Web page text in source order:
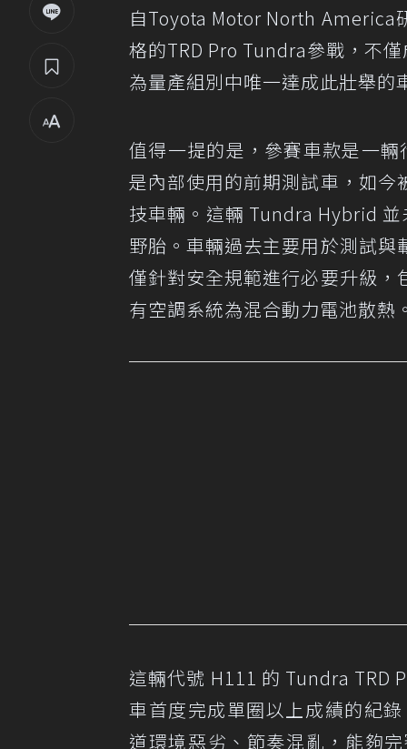
自Toyota Motor North America
格的TRD Pro Tundra參戰，不
為量產組別中唯一達成此壯舉的
值得一提的是，參賽車款是一
是內部使用的前期測試車，如
技車輛。這輛 Tundra Hybrid
野胎。車輛過去主要用於測試
僅針對安全規範進行必要升級
有空調系統為混合動力電池散熱
這輛代號 H111 的 Tundra TRD
車首度完成單圈以上成績的紀
道環境惡劣、節奏混亂，能夠